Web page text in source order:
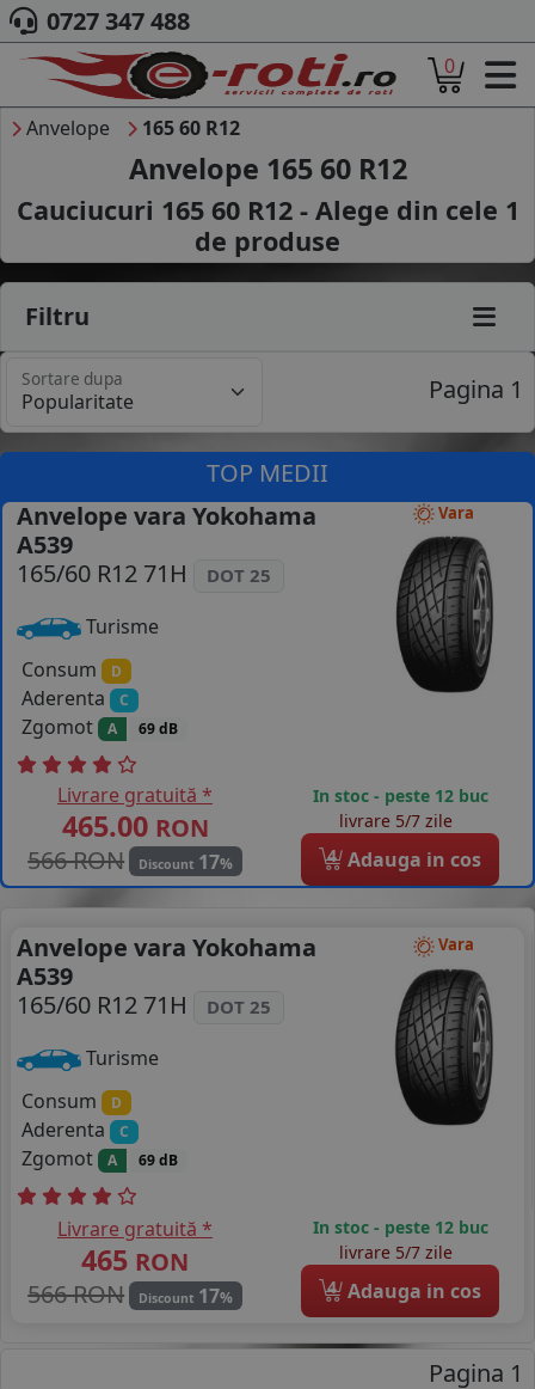
ACASA
DESPRE NOI
ANVELOPE
AUTO
CAMION
MOTO
AGROINDUSTRIALE
MARCA AUTO
B2B - COLABORARE COMPANII
CONTACT
COS (
0 PRODUSE
0727 347 488
0
Anvelope 165 60 R12
Anvelope 165 60 R12
Cauciucuri 165 60 R12 - Alege din cele 1
de produse
Filtru
Sortare dupa Pagina 1
TOP MEDII
Vara
Anvelope vara Yokohama
A539
165/60 R12 71H
DOT 25
Turisme
Consum
D
Aderenta C
Zgomot A 69 dB
Livrare gratuită *
465.00 RON
566 RON
Discount 17%
In stoc - peste 12 buc
livrare 5/7 zile
4 Adauga in cos
Vara
Anvelope vara Yokohama
A539
165/60 R12 71H
DOT 25
Turisme
Consum
D
Aderenta C
Zgomot A 69 dB
Livrare gratuită *
465 RON
566 RON
Discount 17%
In stoc - peste 12 buc
livrare 5/7 zile
4 Adauga in cos
Pagina 1